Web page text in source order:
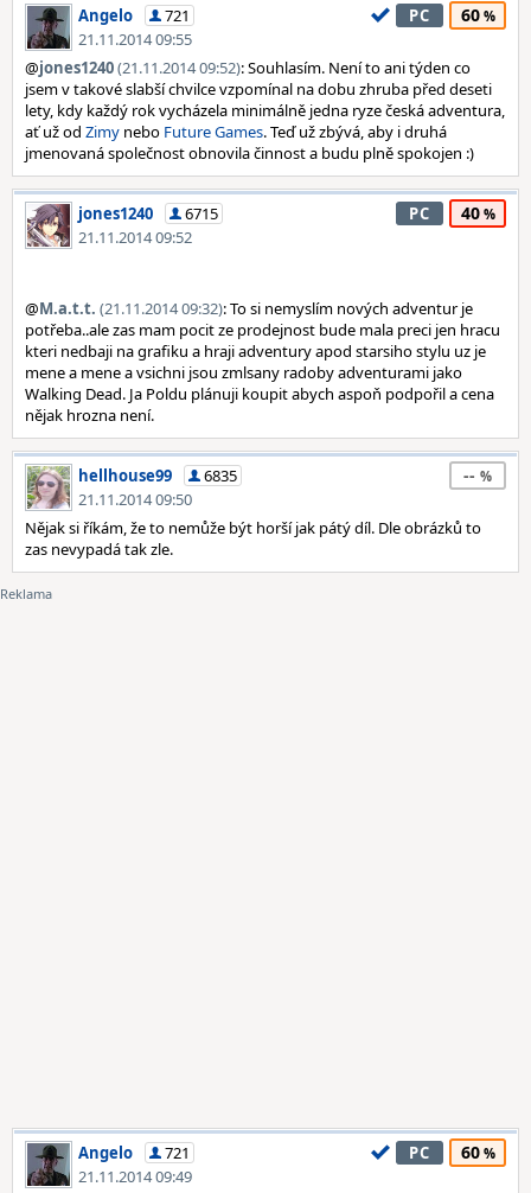
Angelo
721
21.11.2014 09:55
PC 60
@jones1240(21.11.2014 09:52): Souhlasím. Není to ani týden co
jsem v takové slabší chvilce vzpomínal na dobu zhruba před deseti
lety, kdy každý rok vycházela minimálně jedna ryze česká adventura,
ať už od Zimy nebo Future Games. Teď už zbývá, aby i druhá
jmenovaná společnost obnovila činnost a budu plně spokojen :)
jones1240
6715
21.11.2014 09:52
PC 40
@M.a.t.t. (21.11.2014 09:32): To si nemyslím nových adventur je
potřeba..ale zas mam pocit ze prodejnost bude mala preci jen hracu
kteri nedbaji na grafiku a hraji adventury apod starsiho stylu uz je
mene a mene a vsichni jsou zmlsany radoby adventurami jako
Walking Dead. Ja Poldu plánuji koupit abych aspoň podpořil a cena
nějak hrozna není.
hellhouse99
6835
21.11.2014 09:50
--
Nějak si říkám, že to nemůže být horší jak pátý díl. Dle obrázků to
zas nevypadá tak zle.
Angelo
721
21.11.2014 09:49
PC 60